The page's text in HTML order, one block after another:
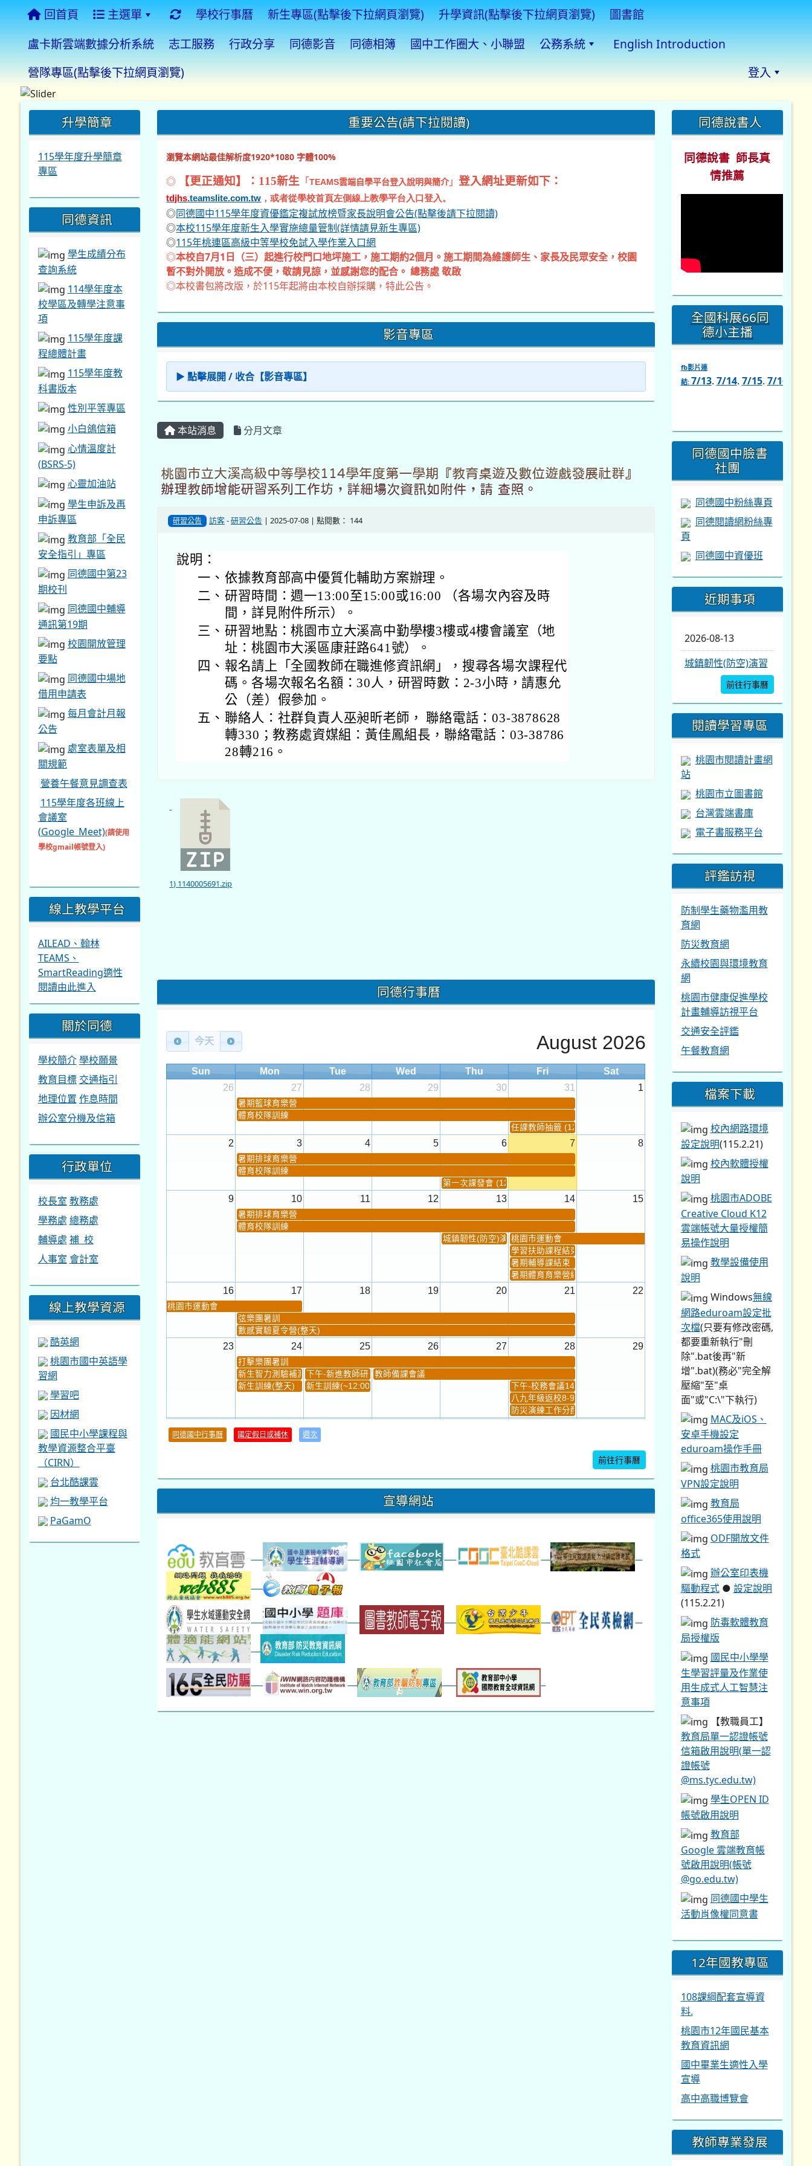
回首頁 主選單 學校行事曆 新生專區(點擊後下拉網頁瀏覽) 升學資訊(點擊後下拉網頁瀏覽)
圖書館
盧卡斯雲端數據分析系統
志工服務 行政分享 同德影音 同德相簿 國中工作圈大、小聯盟 公務系統
English Introduction
營隊專區(點擊後下拉網頁瀏覽)
登入
重要公告(請下拉閱讀)
瀏覽本網站最佳解析度1920*1080 字體100%
◎ 【更正通知】：115新生 「TEAMS雲端自學平台登入說明與簡介」登入網址更新如下：
tdjhs.teamslite.com.tw ，或者從學校首頁左側線上教學平台入口登入。
◎同德國中115學年度資優鑑定複試放榜暨家長說明會公告(點擊後請下拉閱讀)
◎本校115學年度新生入學實施總量管制(詳情請見新生專區)
◎115年桃連區高級中等學校免試入學作業入口網
◎本校自7月1日（三）起進行校門口地坪施工，施工期約2個月。施工期間為維護師生、家長及民眾安全，校園
暫不對外開放。造成不便，敬請見諒，並感謝您的配合。 總務處 敬啟
◎本校書包將改版，於115年起將由本校自辦採購，特此公告。
影音專區
▶ 點擊展開 / 收合【影音專區】
本站消息 分月文章
桃園市立大溪高級中等學校114學年度第一學期『教育桌遊及數位遊戲發展社群』
辦理教師增能研習系列工作坊，詳細場次資訊如附件，請 查照。
研習公告 訪客-研習公告 | 2025-07-08 | 點閱數： 144
說明：
一、 依據教育部高中優質化輔助方案辦理。
二、 研習時間：週一13:00至15:00或16:00 （各場次內容及時
間，詳見附件所示）。
三、 研習地點：桃園市立大溪高中勤學樓3樓或4樓會議室（地
址：桃園市大溪區康莊路641號）。
四、 報名請上「全國教師在職進修資訊網」，搜尋各場次課程代
碼。各場次報名名額：30人，研習時數：2-3小時，請惠允
公（差）假參加。
五、 聯絡人：社群負責人巫昶昕老師， 聯絡電話：03-3878628
轉330；教務處資媒組：黃佳鳳組長，聯絡電話：03-38786
28轉216。
1) 1140005691.zip
同德行事曆
今天 August 2026
Sun Mon Tue Wed Thu Fri
Sat
26
27 28 29 30 31 1
暑期籃球育樂營
體育校隊訓練
任課教師抽籤 (12:30~)...
2 3 4 5 6 7 8
暑期排球育樂營
體育校隊訓練
第一次課發會 (12:30~)
9 10 11 12 13 14 15
暑期排球育樂營
體育校隊訓練
城鎮韌性(防空)演習桃園市運動會
學習扶助課程結束
暑期輔導課結束
暑期體育育樂營結束
16 17 18 19 20 21 22
桃園市運動會
弦樂團暑訓
數感實驗夏令營(整天)
23 24 25 26 27 28 29
打擊樂團暑訓
新生智力測驗補測(...下午-新進教師研習教師備課會議
新生訓練(整天)
新生訓練(~12:00)
下午-校務會議14:00-16...
八九年級返校8-9
防災演練工作分配及...
30 31
本週_健康檢查週 各班器材負責人訓練發放班級書箱及晨讀...
本週_新書展
班週
第一週
超額比序暨免試入學...
同德國中行事曆 國定假日或補休 週次
前往行事曆
宣導網站
::: 升學簡章
115學年度升學簡章
專區
同德資訊
學生成績分布
查詢系統
114學年度本
校學區及轉學注意事
項
115學年度課
程總體計畫
115學年度教
科書版本
性別平等專區
小白鴿信箱
心情溫度計
(BSRS-5)
心靈加油站
學生申訴及再
申訴專區
教育部「全民
安全指引」專區
同德國中第23
期校刊
同德國中輔導
通訊第19期
校園開放管理
要點
同德國中場地
借用申請表
每月會計月報
公告
處室表單及相
關規範
營養午餐意見調查表
115學年度各班線上
會議室
(Google_Meet)(請使用
學校gmail帳號登入)
線上教學平台
AILEAD、翰林
TEAMS、
SmartReading適性
閱讀由此進入
關於同德
學校簡介 學校願景
教育目標 交通指引
地理位置 作息時間
辦公室分機及信箱
行政單位
校長室 教務處
學務處 總務處
輔導處 補 校
人事室 會計室
線上教學資源
酷英網
桃園市國中英語學
習網
學習吧
因材網
國民中小學課程與
教學資源整合平臺
（CIRN）
台北酷課雲
均一教學平台
PaGamO
::: 同德說書人
同德說書 師長真
情推薦
全國科展66同
德小主播
fb影片連
結: 7/13. 7/14. 7/15. 7/16
https://www.facebook.com/
同德國中臉書
社團
同德國中粉絲專頁
同德閱讀網粉絲專
頁
同德國中資優班
近期事項
2026-08-13
城鎮韌性(防空)演習
前往行事曆
閱讀學習專區
桃園市閱讀計畫網
站
桃園市立圖書館
台灣雲端書庫
電子書服務平台
評鑑訪視
防制學生藥物濫用教
育網
防災教育網
永續校園與環境教育
網
桃園市健康促進學校
計畫輔導訪視平台
交通安全評鑑
午餐教育網
檔案下載
校內網路環境
設定說明(115.2.21)
校內軟體授權
說明
桃園市ADOBE
Creative Cloud K12
雲端帳號大量授權簡
易操作說明
教學設備使用
說明
Windows無線
網路eduroam設定批
次檔(只要有修改密碼,
都要重新執行"刪
除".bat後再"新
增".bat)(務必"完全解
壓縮"至"桌
面"或"C:\"下執行)
MAC及iOS、
安卓手機設定
eduroam操作手冊
桃園市教育局
VPN設定說明
教育局
office365使用說明
ODF開放文件
格式
辦公室印表機
驅動程式● 設定說明
(115.2.21)
防毒軟體教育
局授權版
國民中小學學
生學習評量及作業使
用生成式人工智慧注
意事項
【教職員工】
教育局單一認證帳號
信箱啟用說明(單一認
證帳號
@ms.tyc.edu.tw)
學生OPEN ID
帳號啟用說明
教育部
Google 雲端教育帳
號啟用說明(帳號
@go.edu.tw)
同德國中學生
活動肖像權同意書
12年國教專區
108課綱配套宣導資
料.
桃園市12年國民基本
教育資訊網
國中畢業生適性入學
宣導
高中高職博覽會
教師專業發展